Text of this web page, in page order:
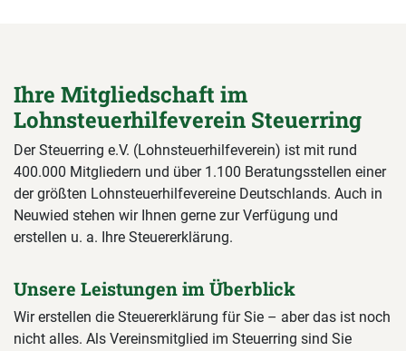
Ihre Mitgliedschaft im
Lohnsteuerhilfeverein Steuerring
Der Steuerring e.V. (Lohnsteuerhilfeverein) ist mit rund
400.000 Mitgliedern und über 1.100 Beratungsstellen einer
der größten Lohnsteuerhilfevereine Deutschlands. Auch in
Neuwied stehen wir Ihnen gerne zur Verfügung und
erstellen u. a. Ihre Steuererklärung.
Unsere Leistungen im Überblick
Wir erstellen die Steuererklärung für Sie – aber das ist noch
nicht alles. Als Vereinsmitglied im Steuerring sind Sie